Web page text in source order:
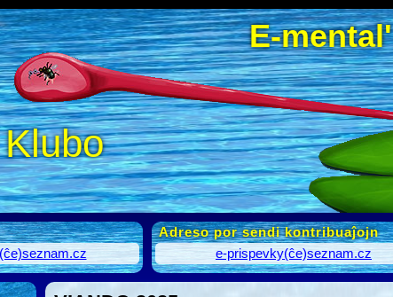
E-mental'
Klubo
Adreso por sendi kontribuaĵojn
e-prispevky(ĉe)seznam.cz